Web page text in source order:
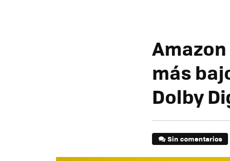
Amazon
más
Dolby
Sin comentarios